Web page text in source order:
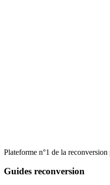
Plateforme n°1 de la
Guides reconversion